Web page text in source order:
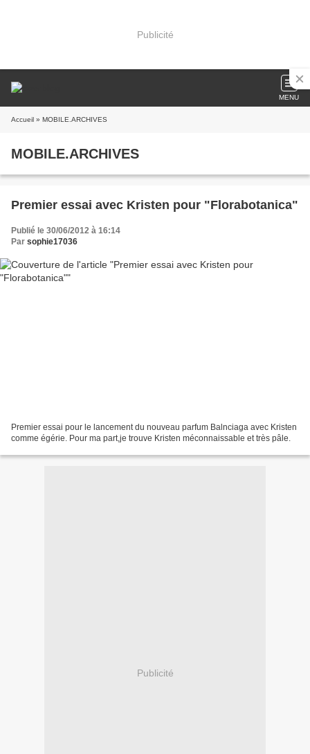
Publicité
MENU
Accueil » MOBILE.ARCHIVES
MOBILE.ARCHIVES
Premier essai avec Kristen pour "Florabotanica"
Publié le 30/06/2012 à 16:14
Par sophie17036
Premier essai pour le lancement du nouveau parfum Balnciaga avec Kristen
comme égérie. Pour ma part,je trouve Kristen méconnaissable et très pâle.
Publicité